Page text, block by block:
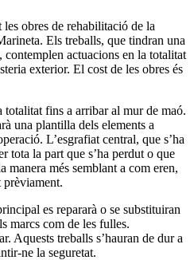
les obres de rehabilitació de la
Els treballs, que tindran una
contemplen actuacions en la totalitat
exterior. El cost de les obres és
totalitat fins a arribar al mur de maó.
una plantilla dels elements a
L’esgrafiat central, que s’ha
tota la part que s’ha perdut o que
manera més semblant a com eren,
prèviament.
es repararà o se substituiran
marcs com de les fulles.
Aquests treballs s’hauran de dur a
ne la seguretat.